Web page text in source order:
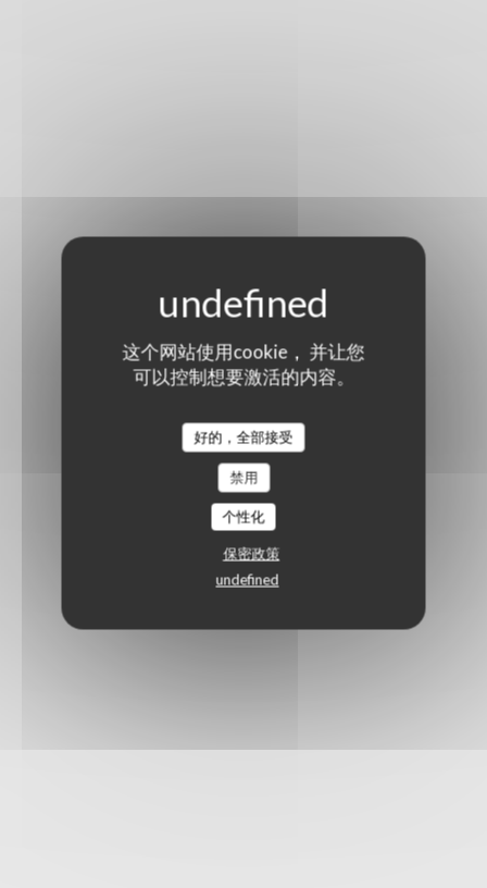
这个网站使用cookie， 并让您
可以控制想要激活的内容。
好的，全部接受
禁用
个性化
保密政策
undefined